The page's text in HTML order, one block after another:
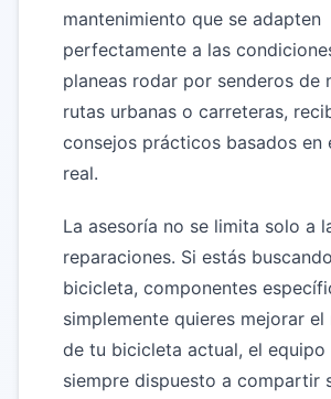
mantenimiento que se adapten
perfectamente a las
planeas rodar por senderos de
rutas urbanas o carreteras,
consejos prácticos basados en
real.
La asesoría no se limita solo a
reparaciones. Si estás
bicicleta, componentes
simplemente quieres mejorar el
de tu bicicleta actual, el equipo
siempre dispuesto a compartir